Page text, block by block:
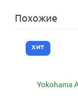
Похожие
ХИТ